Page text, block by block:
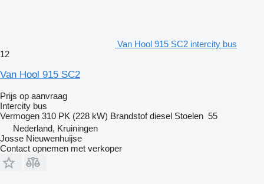
Van Hool 915 SC2 intercity bus
12
Van Hool 915 SC2
Prijs op aanvraag
Intercity bus
Vermogen 310 PK (228 kW) Brandstof diesel Stoelen 55
Nederland, Kruiningen
Josse Nieuwenhuijse
Contact opnemen met verkoper